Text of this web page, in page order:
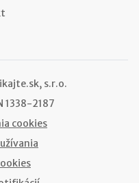
s.r.o.
1338-2187
cookies